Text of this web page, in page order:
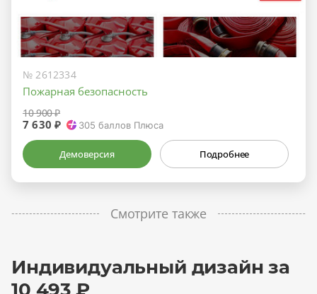
№ 2612334
Пожарная безопасность
10 900 ₽
7 630 ₽ 305 баллов Плюса
Демоверсия Подробнее
Смотрите также
Индивидуальный дизайн за